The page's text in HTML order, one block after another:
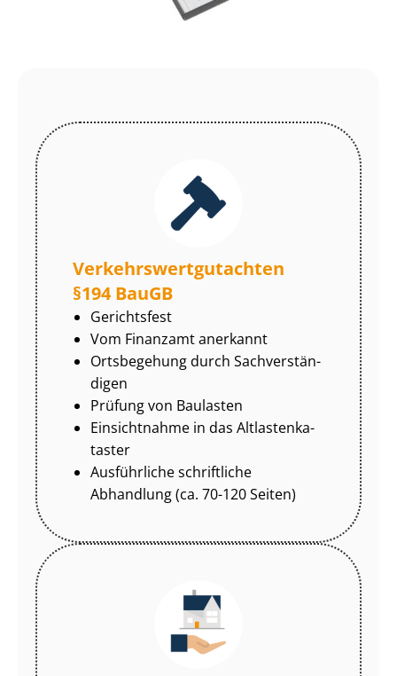
Ver­kehrs­wert­gut­ach­ten
§194 BauGB
Gerichtsfest
Vom Finanzamt anerkannt
Ortsbegehung durch Sach­ver­stän­
di­gen
Prüfung von Baulasten
Einsichtnahme in das Alt­las­ten­ka­
tas­ter
Ausführliche schriftliche
Abhandlung (ca. 70-120 Seiten)